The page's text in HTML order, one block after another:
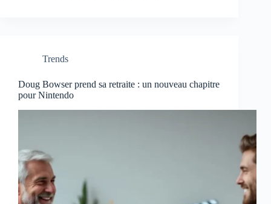
Trends
Doug Bowser prend sa retraite : un nouveau chapitre
pour Nintendo